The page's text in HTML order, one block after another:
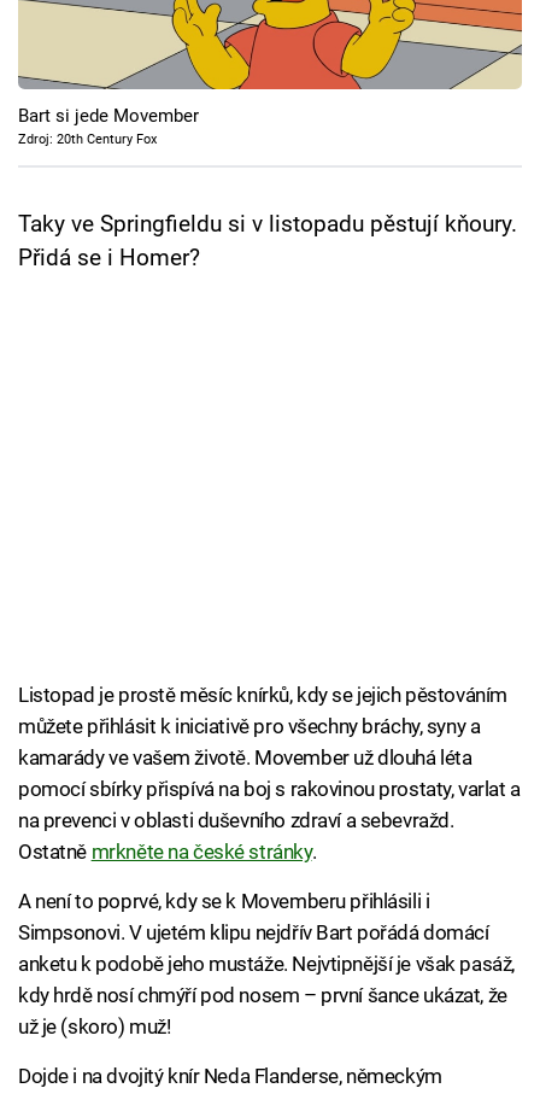
Cool Esport
Pořady
TV Program
Bart si jede Movember
Zdroj: 20th Century Fox
Taky ve Springfieldu si v listopadu pěstují kňoury.
Přidá se i Homer?
Listopad je prostě měsíc knírků, kdy se jejich pěstováním
můžete přihlásit k iniciativě pro všechny bráchy, syny a
kamarády ve vašem životě. Movember už dlouhá léta
pomocí sbírky přispívá na boj s rakovinou prostaty, varlat a
na prevenci v oblasti duševního zdraví a sebevražd.
Ostatně mrkněte na české stránky.
A není to poprvé, kdy se k Movemberu přihlásili i
Simpsonovi. V ujetém klipu nejdřív Bart pořádá domácí
anketu k podobě jeho mustáže. Nejvtipnější je však pasáž,
kdy hrdě nosí chmýří pod nosem – první šance ukázat, že
už je (skoro) muž!
Dojde i na dvojitý knír Neda Flanderse, německým